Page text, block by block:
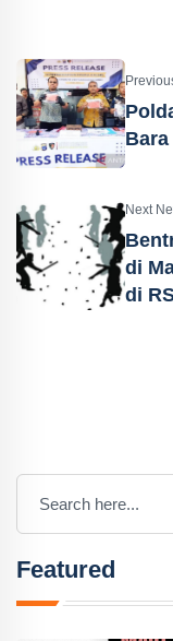
Bara
Next
di
di
Featured